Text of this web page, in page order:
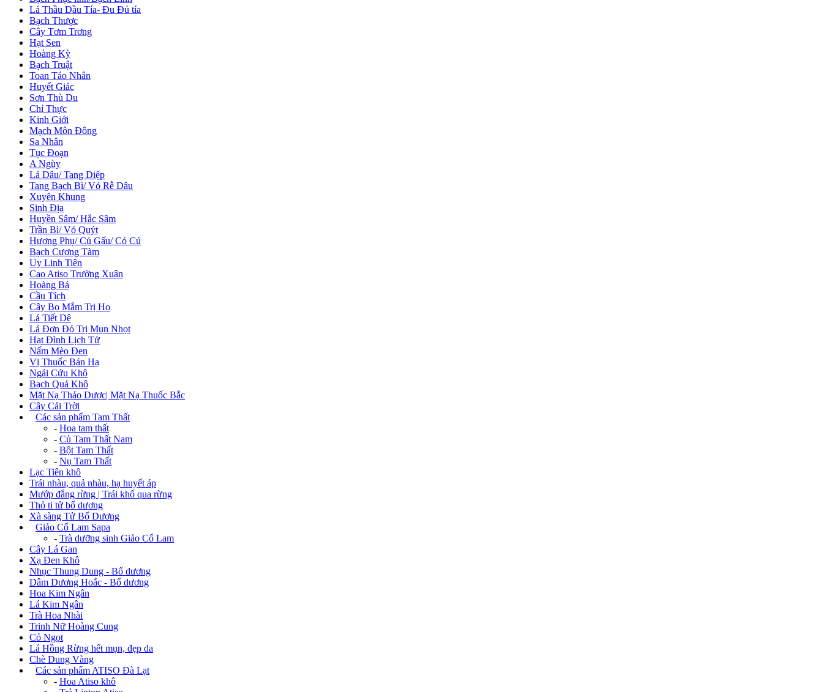
Lá Thầu Dầu Tía- Đu Đủ tía
Bạch Thược
Cây Tơm Trơng
Hạt Sen
Hoàng Kỳ
Bạch Truật
Toan Táo Nhân
Huyết Giác
Sơn Thù Du
Chỉ Thực
Kinh Giới
Mạch Môn Đông
Sa Nhân
Tục Đoạn
A Ngùy
Lá Dâu/ Tang Diệp
Tang Bạch Bì/ Vỏ Rễ Dâu
Xuyên Khung
Sinh Địa
Huyền Sâm/ Hắc Sâm
Trần Bì/ Vỏ Quýt
Hương Phụ/ Củ Gấu/ Cỏ Cú
Bạch Cương Tàm
Uy Linh Tiên
Cao Atiso Trường Xuân
Hoàng Bá
Cầu Tích
Cây Bọ Mắm Trị Ho
Lá Tiết Dê
Lá Đơn Đỏ Trị Mụn Nhọt
Hạt Đình Lịch Tử
Nấm Mèo Đen
Vị Thuốc Bán Hạ
Ngải Cứu Khô
Bạch Quả Khô
Mặt Nạ Thảo Dược| Mặt Nạ Thuốc Bắc
Cây Cải Trời
Các sản phẩm Tam Thất
- Hoa tam thất
- Củ Tam Thất Nam
- Bột Tam Thất
- Nụ Tam Thất
Lạc Tiên khô
Trái nhàu, quả nhàu, hạ huyết áp
Mướp đắng rừng | Trái khổ qua rừng
Thỏ ti tử bổ dương
Xà sàng Tử Bổ Dương
Giảo Cổ Lam Sapa
- Trà dưỡng sinh Giảo Cổ Lam
Cây Lá Gan
Xạ Đen Khô
Nhục Thung Dung - Bổ dương
Dâm Dương Hoắc - Bổ dương
Hoa Kim Ngân
Lá Kim Ngân
Trà Hoa Nhài
Trinh Nữ Hoàng Cung
Cỏ Ngọt
Lá Hồng Rừng hết mụn, đẹp da
Chè Dung Vàng
Các sản phẩm ATISO Đà Lạt
- Hoa Atiso khô